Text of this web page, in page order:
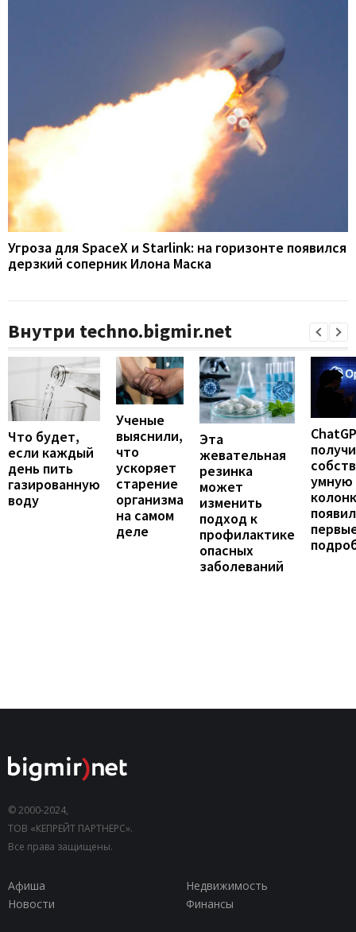
Угроза для SpaceX и Starlink: на горизонте появился
дерзкий соперник Илона Маска
Внутри techno.bigmir.net
Что будет,
если каждый
день пить
газированную
воду
Ученые
выяснили,
что
ускоряет
старение
организма
на самом
деле
Эта
жевательная
резинка
может
изменить
подход к
профилактике
опасных
заболеваний
умную
© 2000-2024,
ТОВ «КЕПРЕЙТ ПАРТНЕРС».
Все права защищены.
Афиша
Недвижимость
Новости
Финансы